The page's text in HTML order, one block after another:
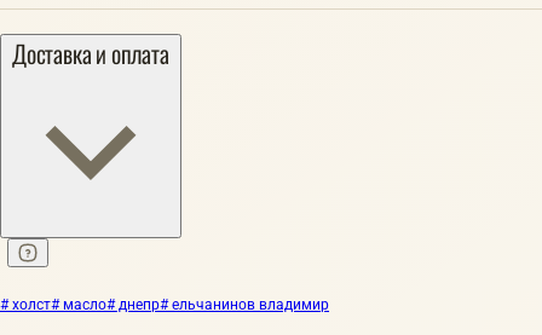
Доставка и оплата
# холст# масло# днепр# ельчанинов владимир